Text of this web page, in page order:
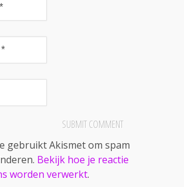
gebruikt Akismet om spam
Bekijk hoe je reactie
worden verwerkt.